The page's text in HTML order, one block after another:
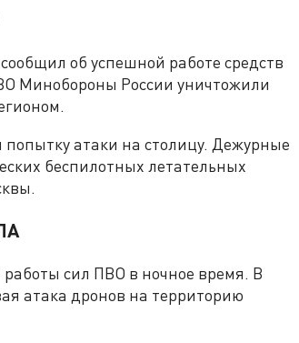
об успешной работе средств
Минобороны России уничтожили
атаки на столицу. Дежурные
беспилотных летательных
сил ПВО в ночное время. В
атака дронов на территорию